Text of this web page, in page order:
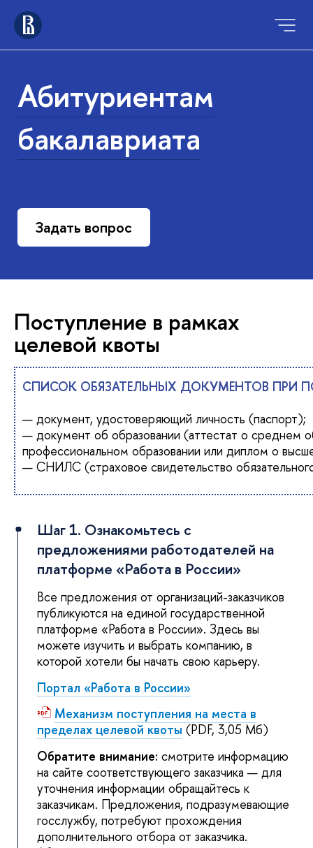
Абитуриентам
бакалавриата
Задать вопрос
Поступление в рамках
целевой квоты
СПИСОК ОБЯЗАТЕЛЬНЫХ ДОКУМЕНТОВ ПРИ
— документ, удостоверяющий личность (паспорт);
— документ об образовании (аттестат о
профессиональном образовании или диплом о
— СНИЛС (страховое свидетельство
Шаг 1. Ознакомьтесь с
предложениями работодателей на
платформе «Работа в России»
Все предложения от организаций-заказчиков
публикуются на единой государственной
платформе «Работа в России». Здесь вы
можете изучить и выбрать компанию, в
которой хотели бы начать свою карьеру.
Портал «Работа в России»
Механизм поступления на места в
пределах целевой квоты (PDF, 3,05 Мб)
Обратите внимание: смотрите информацию
на сайте соответствующего заказчика — для
уточнения информации обращайтесь к
заказчикам. Предложения, подразумевающие
госслужбу, потребуют прохождения
дополнительного отбора от заказчика.